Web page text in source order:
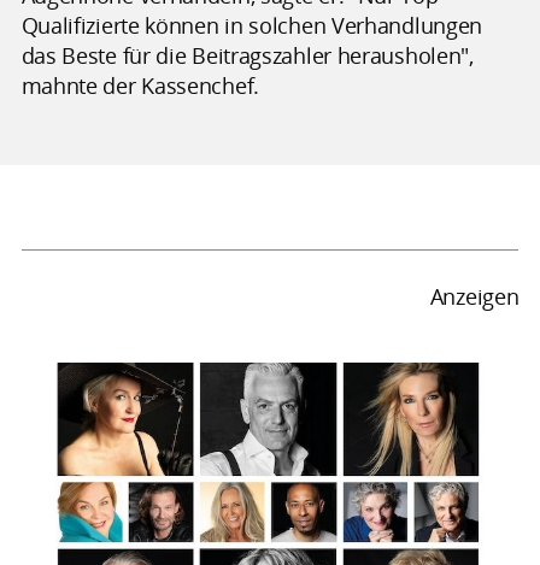
Qualifizierte können in solchen Verhandlungen
das Beste für die Beitragszahler herausholen",
mahnte der Kassenchef.
Anzeigen